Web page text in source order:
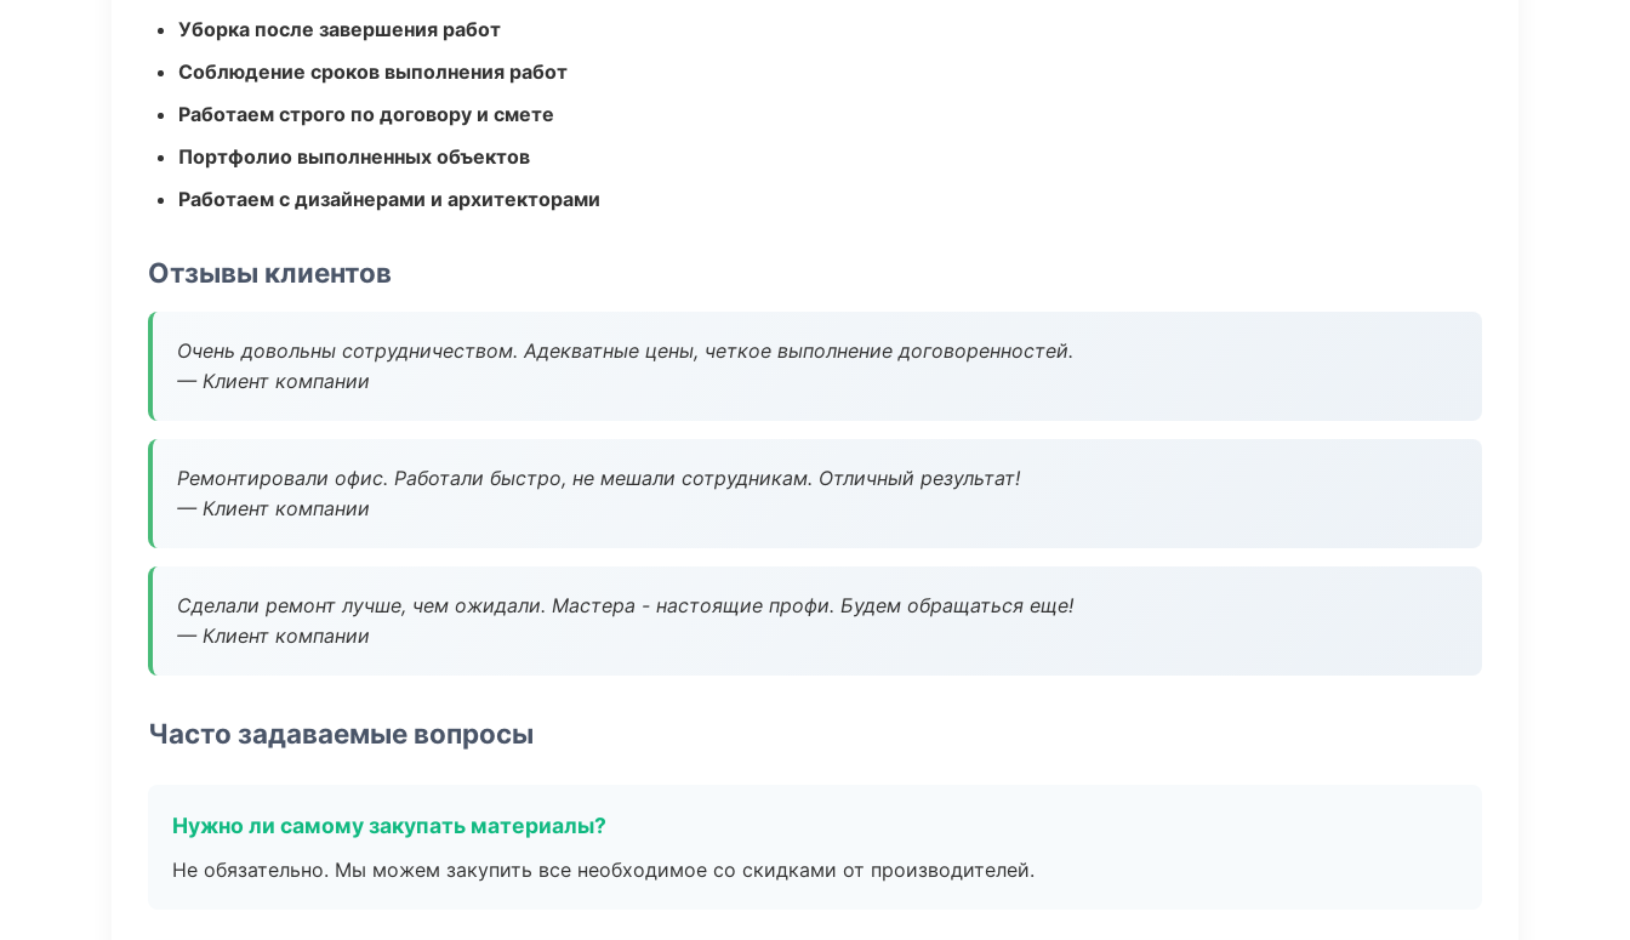
Уборка после завершения работ
Соблюдение сроков выполнения работ
Работаем строго по договору и смете
Портфолио выполненных объектов
Работаем с дизайнерами и архитекторами
Отзывы клиентов
Очень довольны сотрудничеством. Адекватные цены, четкое выполнение договоренностей.
— Клиент компании
Ремонтировали офис. Работали быстро, не мешали сотрудникам. Отличный результат!
— Клиент компании
Сделали ремонт лучше, чем ожидали. Мастера - настоящие профи. Будем обращаться еще!
— Клиент компании
Часто задаваемые вопросы
Нужно ли самому закупать материалы?
Не обязательно. Мы можем закупить все необходимое со скидками от производителей.